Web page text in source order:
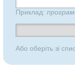
Приклад:
Або оберіть зі